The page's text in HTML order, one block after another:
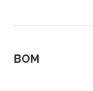
BOM